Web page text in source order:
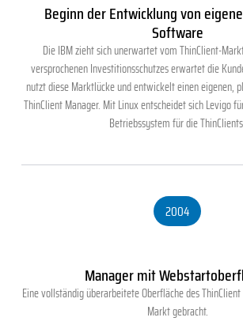
Beginn der Entwicklung von
Software
Die IBM zieht sich unerwartet vom ThinClient-
versprochenen Investitionsschutzes erwartet die
nutzt diese Marktlücke und entwickelt einen eigenen,
ThinClient Manager. Mit Linux entscheidet sich Levigo
Betriebssystem für die
2004
Manager mit
Eine vollständig überarbeitete Oberfläche des
Markt gebracht.